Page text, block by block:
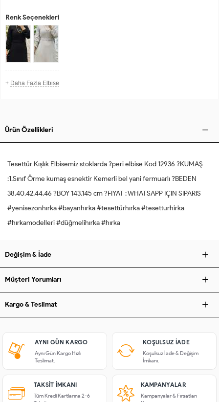
Renk Seçenekleri
+ Daha Fazla Elbise
Ürün Özellikleri
Tesettür Kışlık Elbisemiz stoklarda ?peri elbise Kod 12936 ?KUMAŞ
:1.Sınıf Örme kumaş esnektir Kemerli bel yani fermuarlı ?BEDEN
38.40.42.44.46 ?BOY 143.145 cm ?FİYAT : WHATSAPP IÇIN SIPARIS
#yenisezonhırka #bayanhırka #tesettürhırka #tesetturhirka
#hırkamodelleri #düğmelihırka #hırka
Değişim & İade
Müşteri Yorumları
Kargo & Teslimat
AYNI GÜN KARGO
Aynı Gün Kargo Hızlı
Teslimat.
KOŞULSUZ IADE
Koşulsuz İade & Değişim
İmkanı.
TAKSIT İMKANI
Tüm Kredi Kartlarına 2-6
KAMPANYALAR
Kampanyalar & Fırsatları